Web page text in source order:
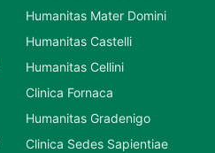
Humanitas Mater Domini
Humanitas Castelli
Humanitas Cellini
Clinica Fornaca
Humanitas Gradenigo
Clinica Sedes Sapientiae